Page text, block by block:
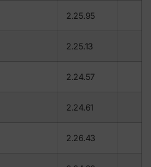
2.25.95
2.25.13
2.24.57
2.24.61
2.26.43